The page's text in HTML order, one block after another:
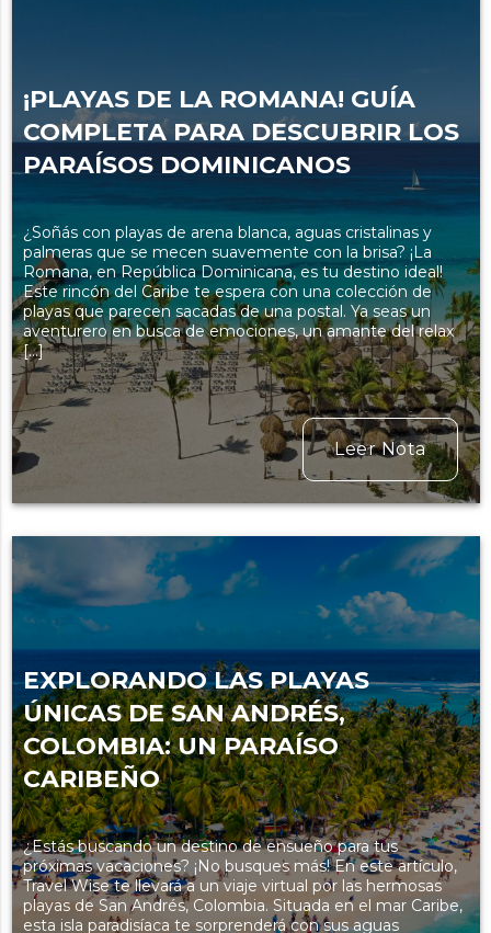
¡PLAYAS DE LA ROMANA! GUÍA
COMPLETA PARA DESCUBRIR LOS
PARAÍSOS DOMINICANOS
¿Soñás con playas de arena blanca, aguas cristalinas y
palmeras que se mecen suavemente con la brisa? ¡La
Romana, en República Dominicana, es tu destino ideal!
Este rincón del Caribe te espera con una colección de
playas que parecen sacadas de una postal. Ya seas un
aventurero en busca de emociones, un amante del relax
[…]
Leer Nota
EXPLORANDO LAS PLAYAS
ÚNICAS DE SAN ANDRÉS,
COLOMBIA: UN PARAÍSO
CARIBEÑO
¿Estás buscando un destino de ensueño para tus
próximas vacaciones? ¡No busques más! En este artículo,
Travel Wise te llevará a un viaje virtual por las hermosas
playas de San Andrés, Colombia. Situada en el mar Caribe,
esta isla paradisíaca te sorprenderá con sus aguas